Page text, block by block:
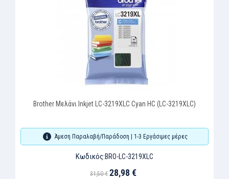
Brother Μελάνι Inkjet LC-3219XLC Cyan HC (LC-3219XLC)
Άμεση Παραλαβή/Παράδοση | 1-3 Εργάσιμες μέρες
Κωδικός:BRO-LC-3219XLC
31,50 € 28,98 €